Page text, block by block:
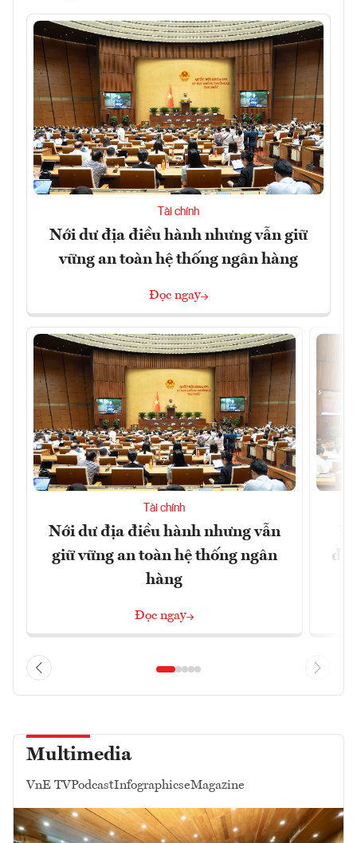
Tài chính
Nới dư địa điều hành nhưng vẫn giữ
vững an toàn hệ thống ngân hàng
Đọc ngay
Tài chính
Nới dư địa điều hành nhưng vẫn
giữ vững an toàn hệ thống ngân
hàng
Đọc ngay
Multimedia
VnE TVPodcastInfographicseMagazine